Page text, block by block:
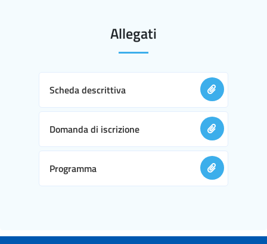
Allegati
Scheda descrittiva
Domanda di iscrizione
Programma